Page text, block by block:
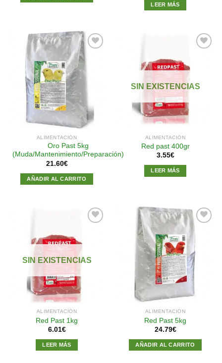
LEER MÁS
ALIMENTACIÓN
Oro Past 5kg
(Muda/Mantenimiento/Preparación)
21.60€
AÑADIR AL CARRITO
lista de
SIN EXISTENCIAS
ALIMENTACIÓN
Red past 400gr
3.55€
LEER MÁS
lista de
SIN EXISTENCIAS
ALIMENTACIÓN
Red Past 1kg
6.01€
LEER MÁS
Añadir
a la
lista de
deseos
ALIMENTACIÓN
Red Past 5kg
24.79€
AÑADIR AL CARRITO